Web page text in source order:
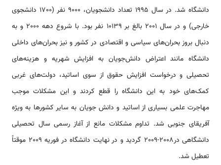
دانشگاه شد. در سال 1995 تعداد دانشجویان، 9000 نفر (1700 دانشجوی
خارجی) و در سال 2001 بالغ بر 10139 نفر بود. با شروع دهه 2000 و به
دنبال بروز بحران‌های سیاسی و اقتصادی در کشور و نیز بحران‌های داخلی
دانشگاه مانند اعتراض دانش‌جویان به افزایش شهریه و هزینه‌های
تحصیلی و درخواست افزایش حقوق از سوی اساتید، دولت‌های غربی
کمک‌های خود به این دانشگاه را قطع کردند و این مشکلات موجب
مهاجرت علمی بسیاری از اساتید و دانش جویان به سایر کشورها به ویژه
آفریقای جنوبی شد. تداوم مشکلات مانع از آغاز رسمی سال تحصیلی
دانشگاهی در2008-2009 گردید و در نهایت دانشگاه در فوریه 2009 موقتاً
تعطیل شد.